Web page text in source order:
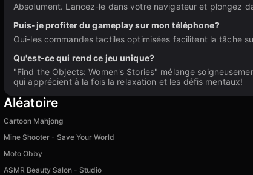
Absolument. Lancez-le dans votre navigateur et plongez
Puis-je profiter du gameplay sur mon téléphone?
Oui-les commandes tactiles optimisées facilitent la tâche
Qu'est-ce qui rend ce jeu unique?
"Find the Objects: Women's Stories" mélange
qui apprécient à la fois la relaxation et les défis mentaux!
Aléatoire
Cartoon Mahjong
Mine Shooter - Save Your World
Moto Obby
ASMR Beauty Salon - Studio